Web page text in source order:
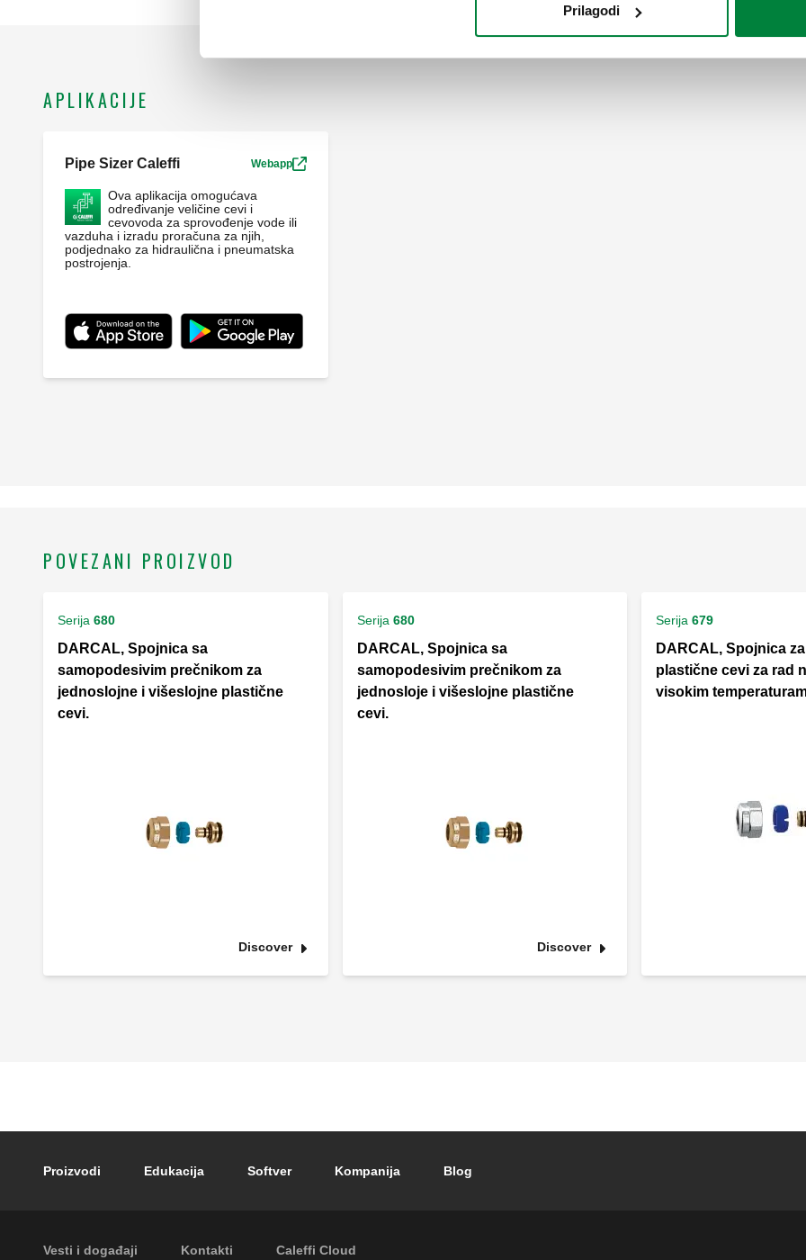
Prilagodi
APLIKACIJE
Pipe Sizer Caleffi Webapp
Ova aplikacija omogućava
određivanje veličine cevi i
cevovoda za sprovođenje vode ili
vazduha i izradu proračuna za njih,
podjednako za hidraulična i pneumatska
postrojenja.
POVEZANI PROIZVOD
Serija 680
DARCAL, Spojnica sa
samopodesivim prečnikom za
jednoslojne i višeslojne plastične
cevi.
Discover
Serija 680
DARCAL, Spojnica sa
samopodesivim prečnikom za
jednosloje i višeslojne plastične
cevi.
Discover
Serija 679
DARCAL, Spojnica
plastične cevi za rad
visokim
Footer main navigation
Proizvodi Edukacija Softver Kompanija Blog
Vesti i događaji Kontakti Caleffi Cloud